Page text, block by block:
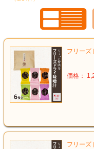
フリーズ
価格：
フリー